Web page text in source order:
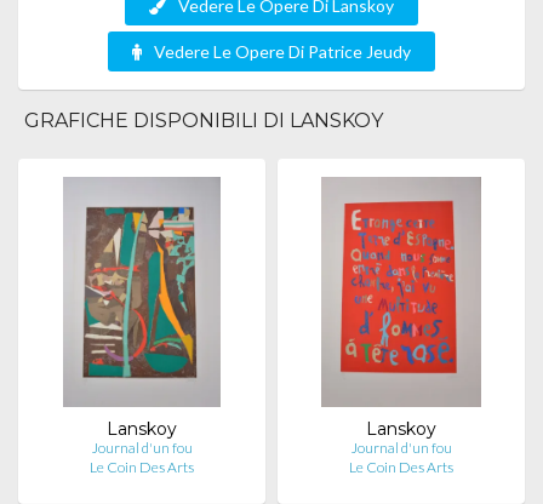
Vedere Le Opere Di Lanskoy
Vedere Le Opere Di Patrice Jeudy
GRAFICHE DISPONIBILI DI LANSKOY
Lanskoy
Journal d'un fou
Le Coin Des Arts
Lanskoy
Journal d'un fou
Le Coin Des Arts